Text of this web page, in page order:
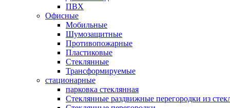
ПВХ
Офисные
Мобильные
Шумозащитные
Противопожарные
Пластиковые
Стеклянные
Трансформируемые
стационарные
парковка стеклянная
Стеклянные раздвижные перегородки из